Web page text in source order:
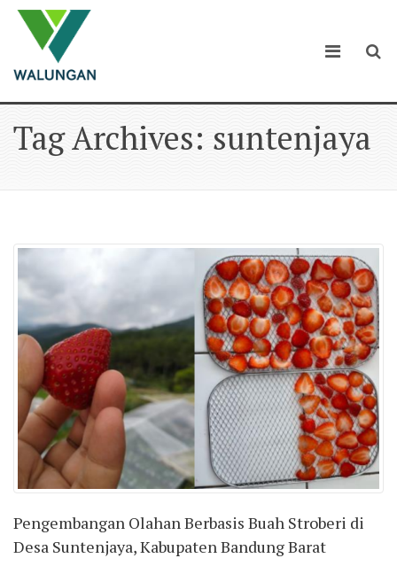
Tag Archives: suntenjaya
Pengembangan Olahan Berbasis Buah Stroberi di
Desa Suntenjaya, Kabupaten Bandung Barat